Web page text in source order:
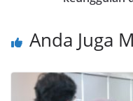
Anda Juga